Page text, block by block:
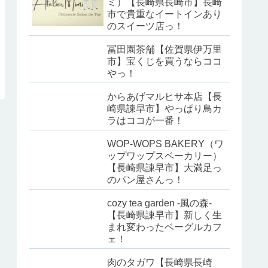
ミ）【長崎県長崎市】長崎
市で貴重なイートインあり
のスイーツ店っ！
冨田園茶舗【佐賀県伊万里
市】宝くじを買うならココ
やっ！
からあげマルヒサ本店【長
崎県諫早市】やっぱり鳥カ
ラはココが一番！
WOP-WOPS BAKERY（ワ
ップワップスベーカリー）
【長崎県諌早市】大満足っ
のパン屋さんっ！
cozy tea garden -風の森-
【長崎県諌早市】新しく生
まれ変わったベーグルカフ
ェ！
肉のタガワ【長崎県長崎